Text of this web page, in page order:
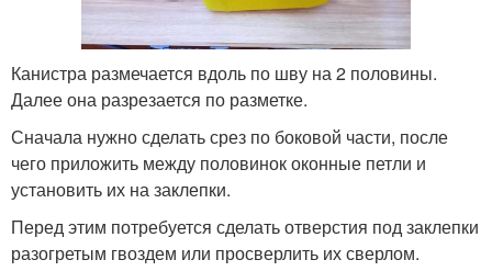
Канистра размечается вдоль по шву на 2 половины.
Далее она разрезается по разметке.
Сначала нужно сделать срез по боковой части, после
чего приложить между половинок оконные петли и
установить их на заклепки.
Перед этим потребуется сделать отверстия под заклепки
разогретым гвоздем или просверлить их сверлом.